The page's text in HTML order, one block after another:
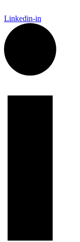
Linkedin-in